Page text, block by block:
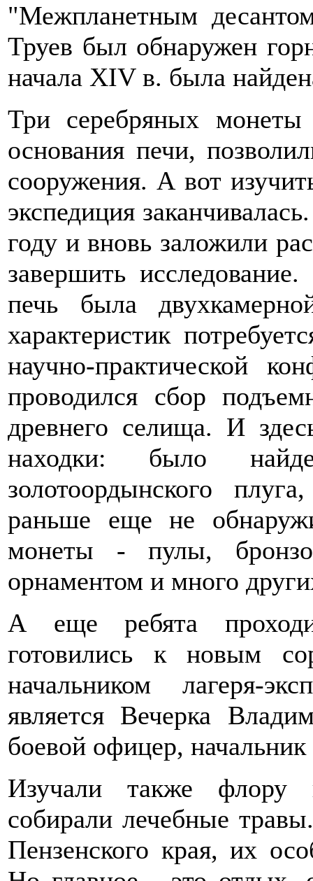
"Межпланетным
Труев был обнаружен
начала XIV в. была
Три серебряных
основания печи,
сооружения. А вот
экспедиция
году и вновь заложили
завершить
печь была
характеристик
научно-практической
проводился сбор
древнего селища. И
находки: было
золотоордынского
раньше еще не
монеты - пулы,
орнаментом и много
А еще ребята
готовились к новым
начальником лагеря-
является Вечерка
боевой офицер,
Изучали также флору
собирали лечебные
Пензенского края, их